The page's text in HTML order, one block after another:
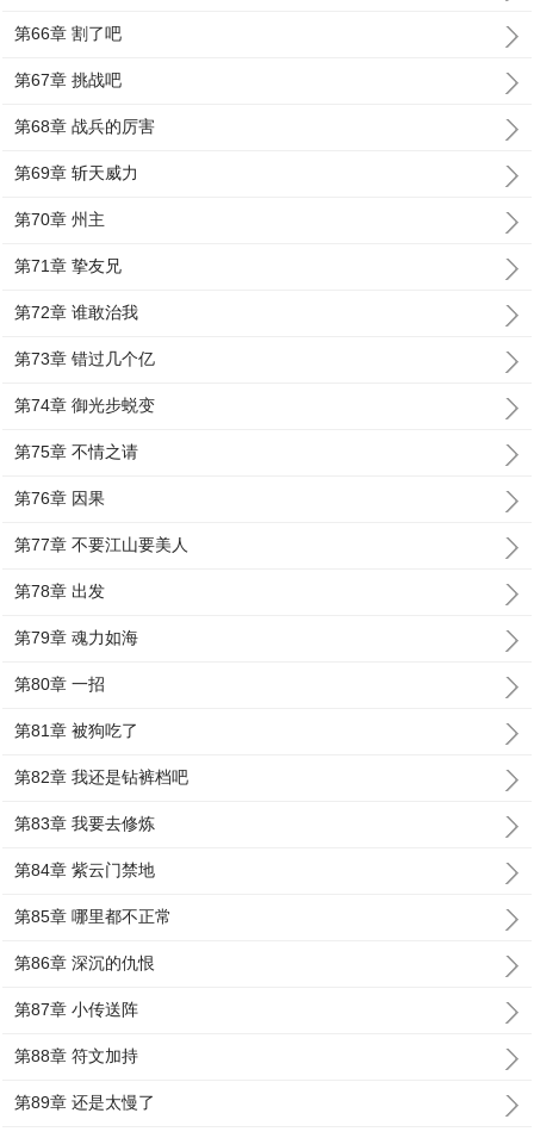
第66章 割了吧
第67章 挑战吧
第68章 战兵的厉害
第69章 斩天威力
第70章 州主
第71章 挚友兄
第72章 谁敢治我
第73章 错过几个亿
第74章 御光步蜕变
第75章 不情之请
第76章 因果
第77章 不要江山要美人
第78章 出发
第79章 魂力如海
第80章 一招
第81章 被狗吃了
第82章 我还是钻裤档吧
第83章 我要去修炼
第84章 紫云门禁地
第85章 哪里都不正常
第86章 深沉的仇恨
第87章 小传送阵
第88章 符文加持
第89章 还是太慢了